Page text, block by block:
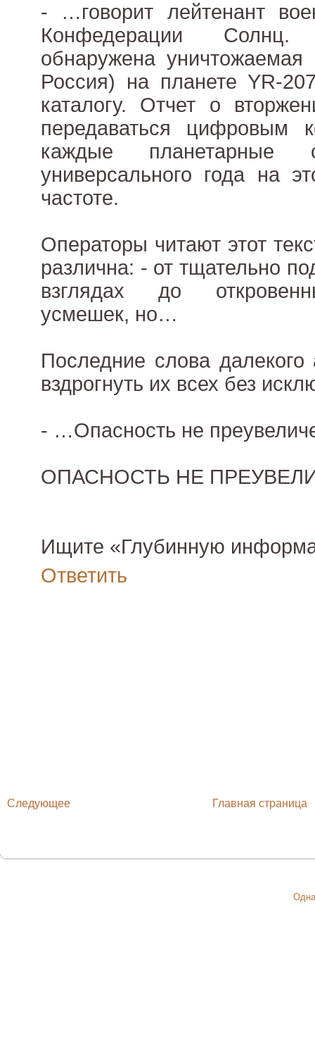
- …говорит лейтенант
Конфедерации
обнаружена уничтожаемая
Россия) на планете YR-
каталогу. Отчет о
передаваться цифровым
каждые планетарные
универсального года на
частоте.
Операторы читают этот
различна: - от тщательно
взглядах до
усмешек, но…
Последние слова далекого
вздрогнуть их всех без
- …Опасность не
ОПАСНОСТЬ НЕ
Ищите «Глубинную
Ответить
Следующее Главная страница